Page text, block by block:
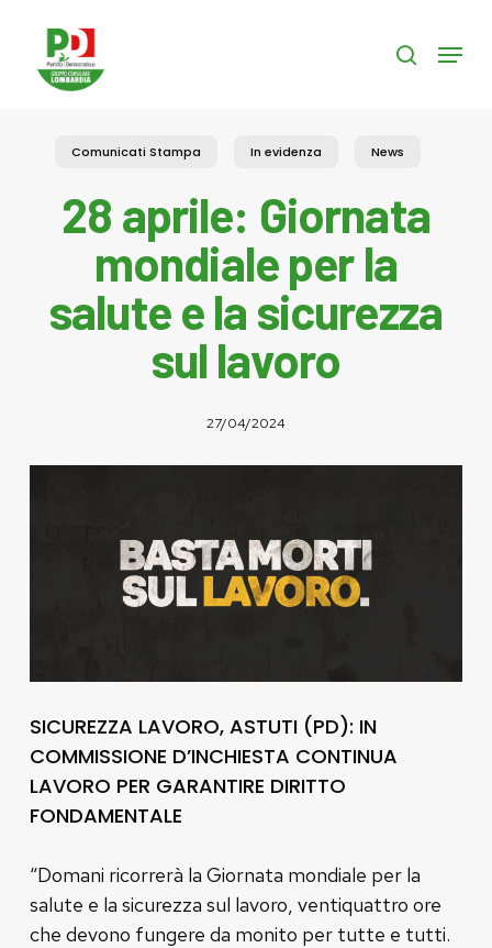
content
search
Menu
Comunicati Stampa In evidenza News
28 aprile: Giornata
mondiale per la
salute e la sicurezza
sul lavoro
27/04/2024
SICUREZZA LAVORO, ASTUTI (PD): IN
COMMISSIONE D’INCHIESTA CONTINUA
LAVORO PER GARANTIRE DIRITTO
FONDAMENTALE
“Domani ricorrerà la Giornata mondiale per la
salute e la sicurezza sul lavoro, ventiquattro ore
che devono fungere da monito per tutte e tutti.